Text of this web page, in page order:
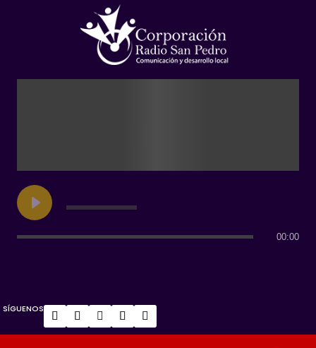
00:00
SÍGUENOS